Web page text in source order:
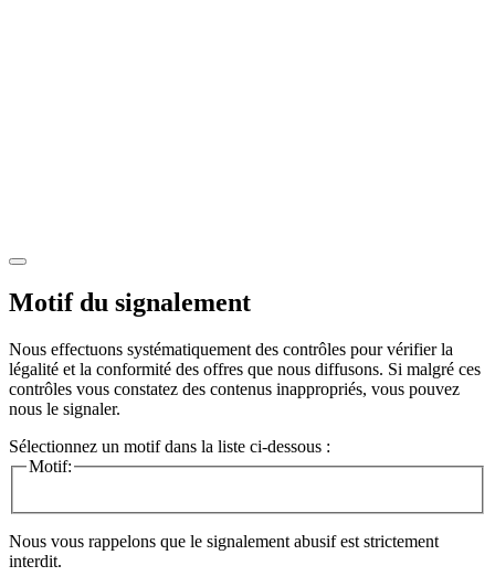
Motif du signalement
Nous effectuons systématiquement des contrôles pour vérifier la
légalité et la conformité des offres que nous diffusons. Si malgré ces
contrôles vous constatez des contenus inappropriés, vous pouvez
nous le signaler.
Sélectionnez un motif dans la liste ci-dessous :
Motif:
Nous vous rappelons que le signalement abusif est strictement
interdit.